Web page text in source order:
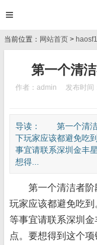
当前位置： 网站首页 >
第一个清
作者：admin 发布时间
导读： 第一个清洁
下玩家应该都避免吃
事宜请联系深圳金丰
想得...
第一个清洁者阶
玩家应该都避免吃
等事宜请联系深圳
点。要想得到这个